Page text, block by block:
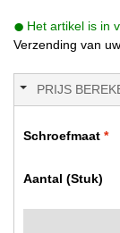
Het artikel is in
Verzending van
PRIJS
Schroefmaat
Aantal (Stuk)